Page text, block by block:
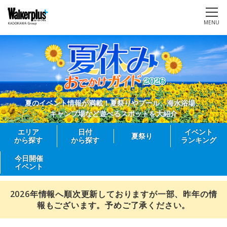
MENU
夏のイベント情報が満載！夏祭りやプール、海水浴場、
キャンプ場など遊べるスポットを大紹介
エリア
から探す
日付
から探す
夏祭り
イベント
ランキング
今日開催
イベント
2026年情報へ順次更新しておりますが一部、昨年の情
報もございます。予めご了承ください。